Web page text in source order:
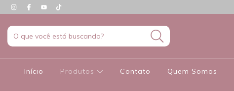
Início Produtos Contato Quem Somos